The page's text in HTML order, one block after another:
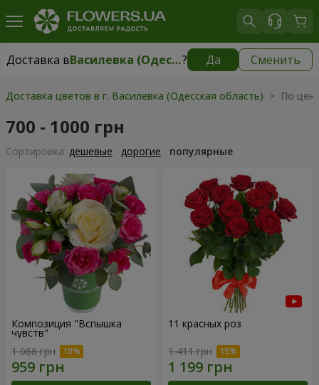
Доставка в Василевка (Одесская область)? Да Сменить
Доставка вВасилевка (Одесская область) |595 грн
Доставка цветов в г. Василевка (Одесская область) > По
700 - 1000 грн
Cортировка: дешевые дорогие популярные
Композиция "Вспышка
чувств"
1 066 грн
11 красных роз
1 411 грн